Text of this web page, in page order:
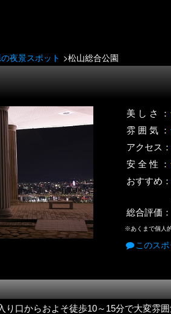
夜景スポット 松山総合公園
美 し さ ：
雰 囲 気 ：
アクセス：
安 全 性 ：
おすすめ：
総合評価：
※あくまで個人
このス
り口からおよそ徒歩10～15分で大変雰